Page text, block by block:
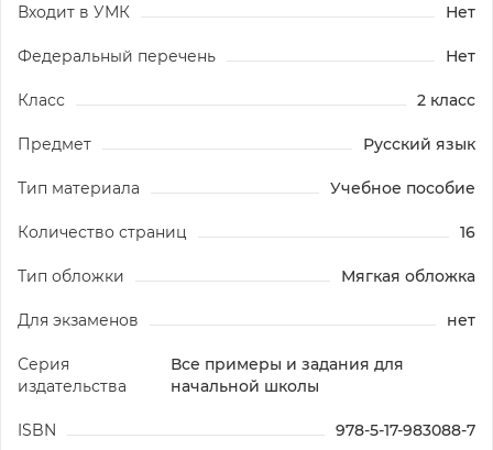
Входит в УМК Нет
Федеральный перечень Нет
Класс 2 класс
Предмет Русский язык
Тип материала Учебное пособие
Количество страниц 16
Тип обложки Мягкая обложка
Для экзаменов нет
Серия
издательства
Все примеры и задания для
начальной школы
ISBN 978-5-17-983088-7